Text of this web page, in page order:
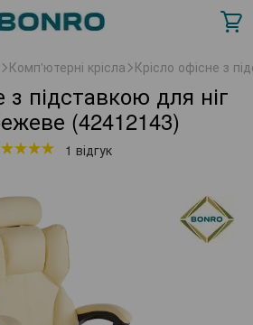
Комп'ютерні крісла Крісло офісне з
з підставкою для ніг
(42412143)
1 відгук